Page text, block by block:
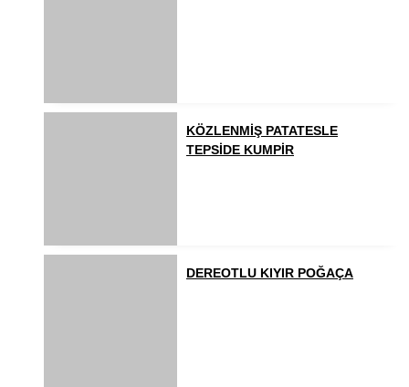
KÖZLENMİŞ PATATESLE
TEPSİDE KUMPİR
DEREOTLU KIYIR POĞAÇA